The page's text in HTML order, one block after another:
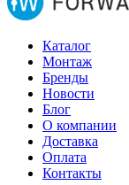
Каталог
Монтаж
Бренды
Новости
Блог
О компании
Доставка
Оплата
Контакты